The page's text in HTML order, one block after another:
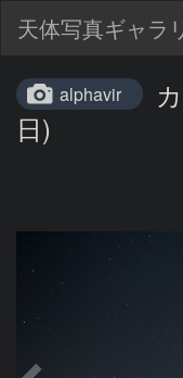
天体写真ギャラ
alphavir
日)